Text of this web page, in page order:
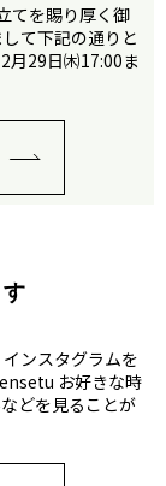
てを賜り厚く御
て下記の通りと
月29日㈭17:00ま
ンスタグラムを
お好きな時
どを見ることが